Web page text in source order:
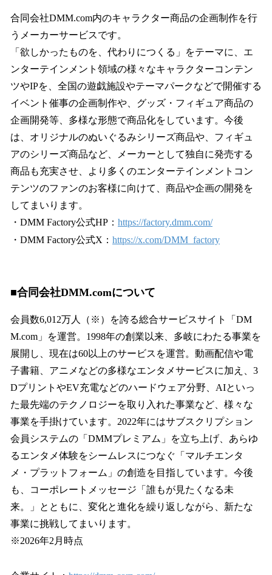
合同会社DMM.com内のキャラクター商品の企画制作を行
うメーカーサービスです。
「欲しかったものを、代わりにつくる」をテーマに、エ
ンターテインメント領域の様々なキャラクターコンテン
ツやIPを、全国の遊戯施設やテーマパークなどで開催する
イベント催事の企画制作や、グッズ・フィギュア商品の
企画開発等、多様な形態で商品化をしています。今後
は、オリジナルのぬいぐるみシリーズ商品や、フィギュ
アのシリーズ商品など、メーカーとして独自に発売する
商品も充実させ、より多くのエンターテインメントコン
テンツのファンのお客様に向けて、商品や企画の開発を
してまいります。
・DMM Factory公式HP： https://factory.dmm.com/
・DMM Factory公式X： https://x.com/DMM_factory
■合同会社DMM.comについて
会員数6,012万人（※）を誇る総合サービスサイト「DM
M.com」を運営。1998年の創業以来、多岐にわたる事業を
展開し、現在は60以上のサービスを運営。動画配信や電
子書籍、アニメなどの多様なエンタメサービスに加え、3
DプリントやEV充電などのハードウェア分野、AIといっ
た最先端のテクノロジーを取り入れた事業など、様々な
事業を手掛けています。2022年にはサブスクリプション
会員システムの「DMMプレミアム」を立ち上げ、あらゆ
るエンタメ体験をシームレスにつなぐ「マルチエンタ
メ・プラットフォーム」の創造を目指しています。今後
も、コーポレートメッセージ「誰もが見たくなる未
来。」とともに、変化と進化を繰り返しながら、新たな
事業に挑戦してまいります。
※2026年2月時点